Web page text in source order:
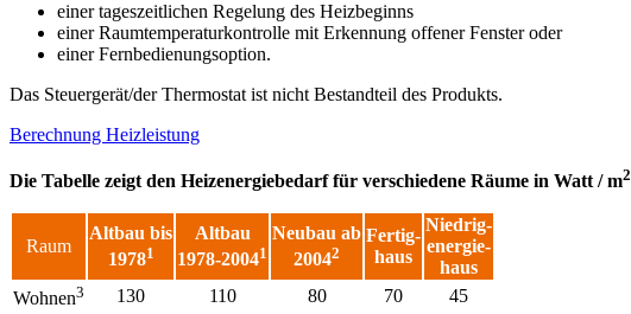
einer tageszeitlichen Regelung des Heizbeginns
einer Raumtemperaturkontrolle mit Erkennung offener Fenster oder
einer Fernbedienungsoption.
Das Steuergerät/der Thermostat ist nicht Bestandteil des Produkts.
Berechnung Heizleistung
Die Tabelle zeigt den Heizenergiebedarf für verschiedene Räume in Watt / m2
Raum
Altbau bis
19781
Altbau
1978-20041
Neubau ab
20042
Fertig-
haus
Niedrig-
energie-
haus
Wohnen3 130 110 80 70
45